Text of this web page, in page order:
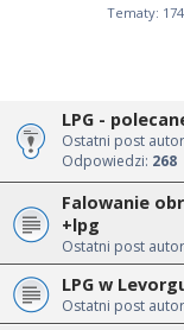
Tematy: 174
LPG -
Ostatni post
Odpowiedzi: 268
Falowanie
+lpg
Ostatni post
LPG w
Ostatni post